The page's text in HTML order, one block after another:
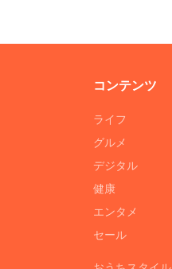
コンテンツ
ライフ
グルメ
デジタル
健康
エンタメ
セール